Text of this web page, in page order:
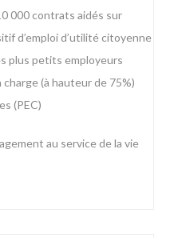
000 contrats aidés sur
d’emploi d’utilité citoyenne
plus petits employeurs
(à hauteur de 75%)
(PEC)
au service de la vie